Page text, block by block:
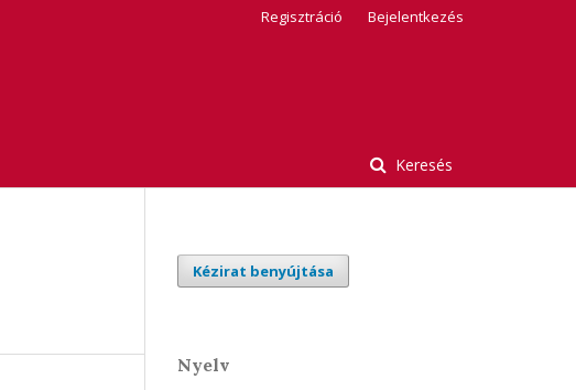
Keresés
Regisztráció Bejelentkezés
Kézirat benyújtása
Nyelv